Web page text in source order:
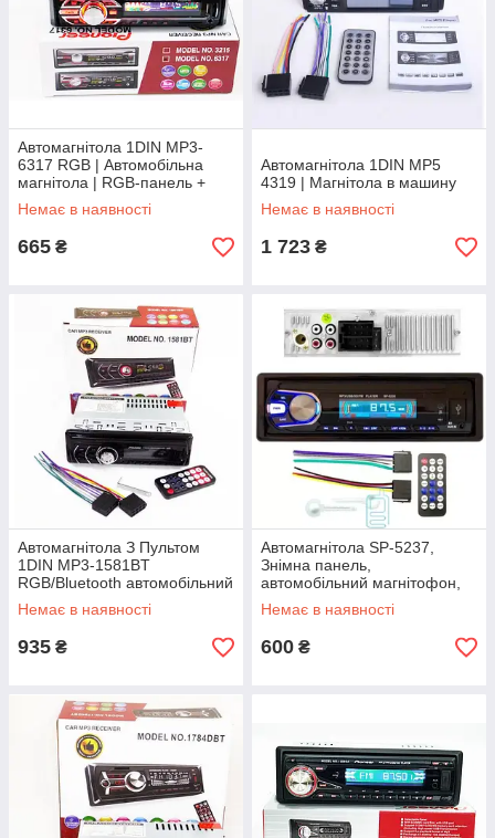
Автомагнітола 1DIN MP3-
6317 RGB | Автомобільна
магнітола | RGB-панель +
пульт керування
Немає в наявності
665 ₴
Автомагнітола 1DIN MP5
4319 | Магнітола в машину
Немає в наявності
1 723 ₴
Автомагнітола З Пультом
1DIN MP3-1581BT
RGB/Bluetooth автомобільний
магнітофон
Немає в наявності
935 ₴
Автомагнітола SP-5237,
Знімна панель,
автомобільний магнітофон,
MP3, FM, USB, Micro SD, AUX
(аналог Pioneer)
Немає в наявності
600 ₴